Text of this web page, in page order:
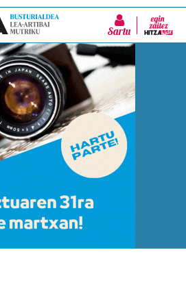
Sartu